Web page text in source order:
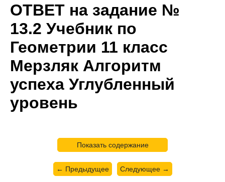
ОТВЕТ на задание №
13.2 Учебник по
Геометрии 11 класс
Мерзляк Алгоритм
успеха Углубленный
уровень
Показать содержание
← Предыдущее Следующее →